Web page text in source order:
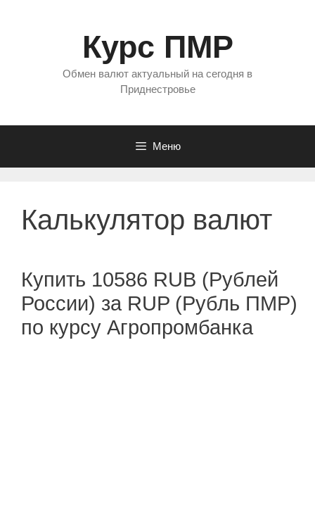
Курс ПМР
Обмен валют актуальный на сегодня в
Приднестровье
Меню
Калькулятор валют
Купить 10586 RUB (Рублей
России) за RUP (Рубль ПМР)
по курсу Агропромбанка